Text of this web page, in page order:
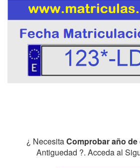
¿ NecesitaComprobar año
Antiguedad ?. Acceda al